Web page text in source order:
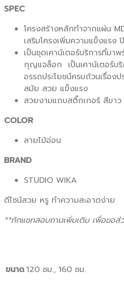
SPEC
โครงสร้างหลักทำจากแผ่น
เสริมโครงเพิ่มความแข็งแ
เป็นชุดเคาน์เตอร์บริการที่ม
กุญแจล็อก เป็นเคาน์เตอร์บ
อรรถประโยชน์ครบถ้วนเรื่อง
สมัย สวย แข็งแรง
สวยงามแถบสติ๊กเกอร์ สีขา
COLOR
ลายไม้อ่อน
BRAND
STUDIO WIKA
ดีไซน์สวย หรู ทำความสะอาดง่าย
**ทักแชทสอบถามเพิ่มเติม เพื่อขอ
ขนาด120 ซม., 160 ซม.